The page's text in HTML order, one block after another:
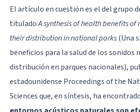
El artículo en cuestión es el del grupo
tituladoA synthesis of health benefits
their distribution in national parks(Una
beneficios para la salud de los sonidos
distribución en parques nacionales),
estadounidense Proceedings of the
Sciences que, en síntesis, ha